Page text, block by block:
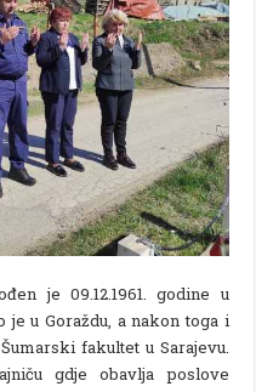
je 09.12.1961. godine u
je u Goraždu, a nakon toga i
fakultet u Sarajevu.
gdje obavlja poslove